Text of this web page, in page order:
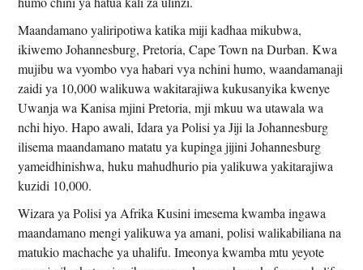
Maandamano yaliripotiwa katika miji kadhaa mikubwa,
ikiwemo Johannesburg, Pretoria, Cape Town na Durban. Kwa
mujibu wa vyombo vya habari vya nchini humo, waandamanaji
zaidi ya 10,000 walikuwa wakitarajiwa kukusanyika kwenye
Uwanja wa Kanisa mjini Pretoria, mji mkuu wa utawala wa
nchi hiyo. Hapo awali, Idara ya Polisi ya Jiji la Johannesburg
ilisema maandamano matatu ya kupinga jijini Johannesburg
yameidhinishwa, huku mahudhurio pia yalikuwa yakitarajiwa
kuzidi 10,000.
Wizara ya Polisi ya Afrika Kusini imesema kwamba ingawa
maandamano mengi yalikuwa ya amani, polisi walikabiliana na
matukio machache ya uhalifu. Imeonya kwamba mtu yeyote